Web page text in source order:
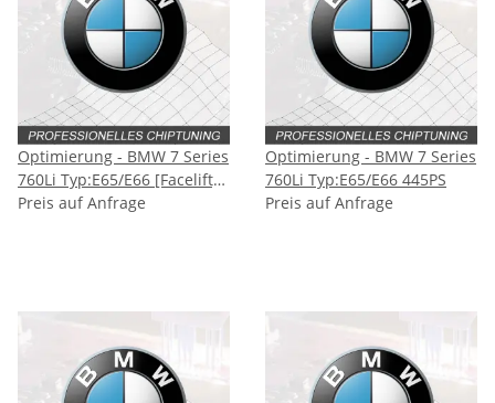
Optimierung - BMW 7 Series
760Li Typ:E65/E66 [Facelift]
445PS
Preis auf Anfrage
Optimierung - BMW 7 Series
760Li Typ:E65/E66 445PS
Preis auf Anfrage